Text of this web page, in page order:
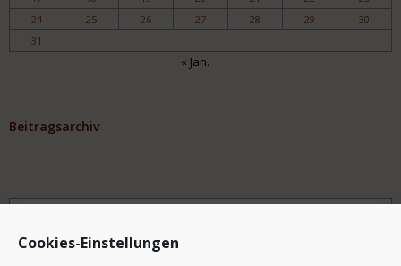
Cookies-Einstellungen
24
25 26 27 28 29
30
31
« Jan.
Beitragsarchiv
Archiv